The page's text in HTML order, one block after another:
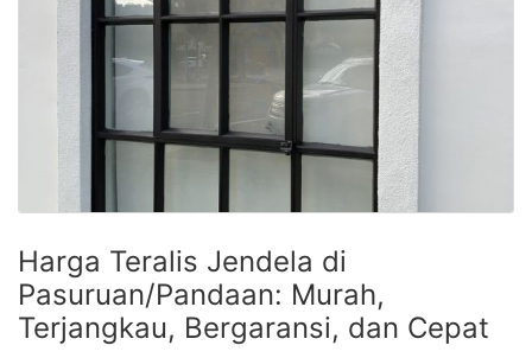
Harga Teralis Jendela di
Pasuruan/Pandaan: Murah,
Terjangkau, Bergaransi, dan Cepat